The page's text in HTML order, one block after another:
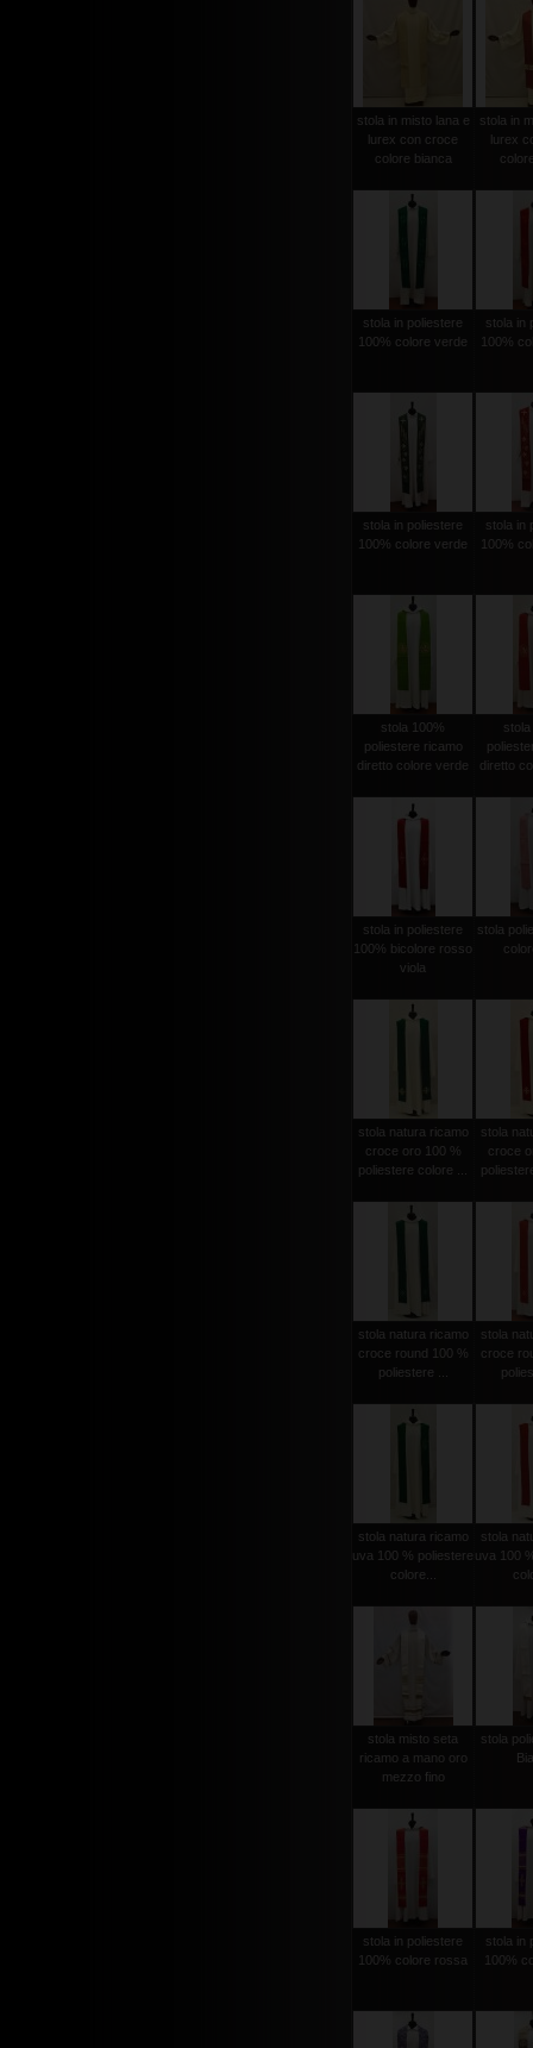
stola in misto lana e
lurex con croce
colore bianca
stola in
lurex
stola in poliestere
100% colore verde
stola in
100%
stola in poliestere
100% colore verde
stola in
100%
stola 100%
poliestere ricamo
diretto colore verde
diretto
stola in poliestere
100% bicolore rosso
viola
stola
stola natura ricamo
croce oro 100 %
poliestere colore ...
stola
croce
stola natura ricamo
croce round 100 %
poliestere ...
stola
croce
stola natura ricamo
uva 100 % poliestere
colore...
stola
uva 100
stola misto seta
ricamo a mano oro
mezzo fino
stola
stola in poliestere
100% colore rossa
stola in
100%